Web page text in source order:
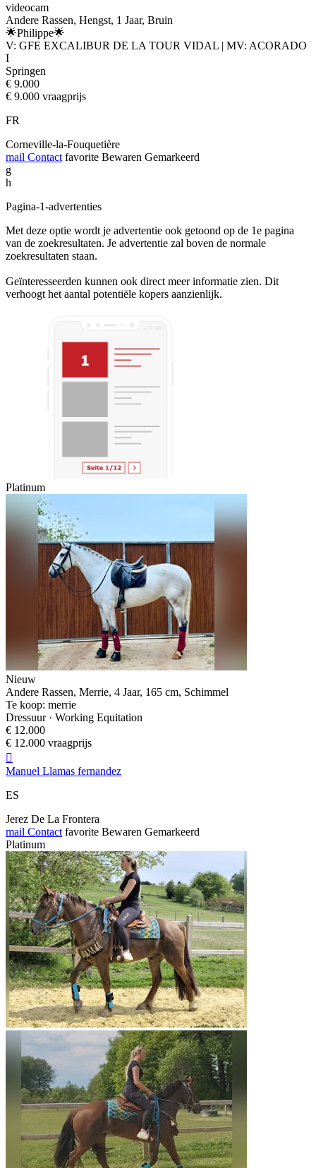
videocam
Andere Rassen, Hengst, 1 Jaar, Bruin
🌟Philippe🌟
V: GFE EXCALIBUR DE LA TOUR VIDAL | MV: ACORADO
I
Springen
€ 9.000
€ 9.000 vraagprijs
FR
Corneville-la-Fouquetière
mail Contact favorite Bewaren Gemarkeerd
g
h
Pagina-1-advertenties
Met deze optie wordt je advertentie ook getoond op de 1e pagina
van de zoekresultaten. Je advertentie zal boven de normale
zoekresultaten staan.
Geïnteresseerden kunnen ook direct meer informatie zien. Dit
verhoogt het aantal potentiële kopers aanzienlijk.
Platinum
Nieuw
Andere Rassen, Merrie, 4 Jaar, 165 cm, Schimmel
Te koop: merrie
Dressuur · Working Equitation
€ 12.000
€ 12.000 vraagprijs

Manuel Llamas fernandez
ES
Jerez De La Frontera
mail Contact favorite Bewaren Gemarkeerd
Platinum